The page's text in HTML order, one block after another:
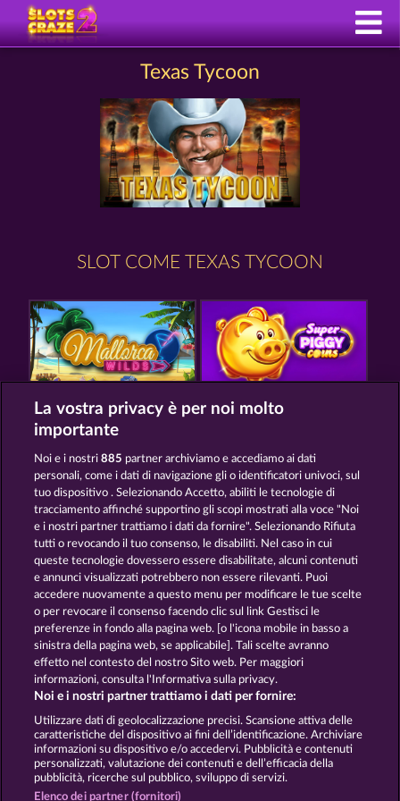
Texas Tycoon
SLOT COME TEXAS TYCOON
MALLORCA WILDS SUPER PIGGY COINS
ROMAN LEGION OLD FISHERMAN
Termini e condizioni
Informativa sulla privacy Note legali
Società FAQ Facebook
Invia richiesta di recesso
La vostra privacy è per noi molto
importante
Noi e i nostri885 partner archiviamo e accediamo ai dati
personali, come i dati di navigazione gli o identificatori univoci, sul
tuo dispositivo . Selezionando Accetto, abiliti le tecnologie di
tracciamento affinché supportino gli scopi mostrati alla voce "Noi
e i nostri partner trattiamo i dati da fornire". Selezionando Rifiuta
tutti o revocando il tuo consenso, le disabiliti. Nel caso in cui
queste tecnologie dovessero essere disabilitate, alcuni contenuti
e annunci visualizzati potrebbero non essere rilevanti. Puoi
accedere nuovamente a questo menu per modificare le tue scelte
o per revocare il consenso facendo clic sul link Gestisci le
preferenze in fondo alla pagina web. [o l'icona mobile in basso a
sinistra della pagina web, se applicabile]. Tali scelte avranno
effetto nel contesto del nostro Sito web. Per maggiori
informazioni, consulta l'Informativa sulla privacy.
Noi e i nostri partner trattiamo i dati per fornire:
Utilizzare dati di geolocalizzazione precisi. Scansione attiva delle
caratteristiche del dispositivo ai fini dell’identificazione. Archiviare
informazioni su dispositivo e/o accedervi. Pubblicità e contenuti
personalizzati, valutazione dei contenuti e dell’efficacia della
pubblicità, ricerche sul pubblico, sviluppo di servizi.
Elenco dei partner (fornitori)